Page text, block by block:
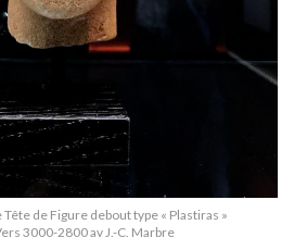
de Figure debout type « Plastiras »
3000-2800 av J.-C. Marbre